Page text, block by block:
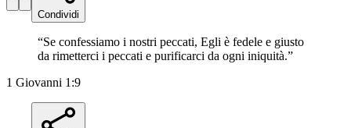
Condividi
“Se confessiamo i nostri peccati, Egli è fedele e giusto
da rimetterci i peccati e purificarci da ogni iniquità.”
1 Giovanni 1:9